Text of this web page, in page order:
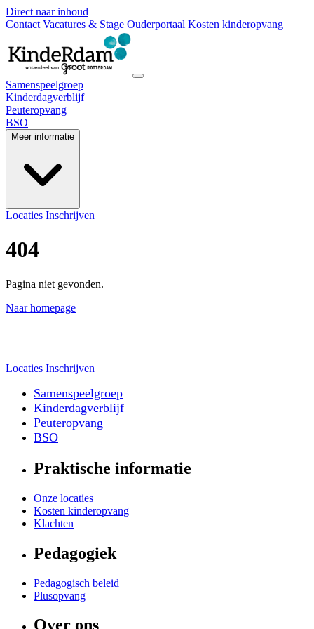
Direct naar inhoud
Contact Vacatures & Stage Ouderportaal Kosten kinderopvang
Samenspeelgroep
Kinderdagverblijf
Peuteropvang
BSO
Meer informatie
Locaties Inschrijven
404
Pagina niet gevonden.
Naar homepage
Locaties Inschrijven
Samenspeelgroep
Kinderdagverblijf
Peuteropvang
BSO
Praktische informatie
Onze locaties
Kosten kinderopvang
Klachten
Pedagogiek
Pedagogisch beleid
Plusopvang
Over ons